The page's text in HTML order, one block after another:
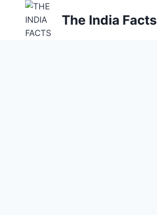
content
The India Facts